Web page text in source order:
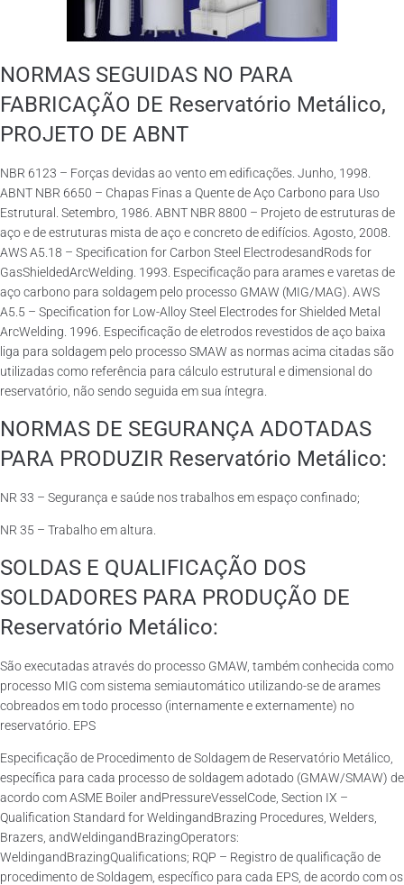
NORMAS SEGUIDAS NO PARA
FABRICAÇÃO DE Reservatório Metálico,
PROJETO DE ABNT
NBR 6123 – Forças devidas ao vento em edificações. Junho, 1998.
ABNT NBR 6650 – Chapas Finas a Quente de Aço Carbono para Uso
Estrutural. Setembro, 1986. ABNT NBR 8800 – Projeto de estruturas de
aço e de estruturas mista de aço e concreto de edifícios. Agosto, 2008.
AWS A5.18 – Specification for Carbon Steel ElectrodesandRods for
GasShieldedArcWelding. 1993. Especificação para arames e varetas de
aço carbono para soldagem pelo processo GMAW (MIG/MAG). AWS
A5.5 – Specification for Low-Alloy Steel Electrodes for Shielded Metal
ArcWelding. 1996. Especificação de eletrodos revestidos de aço baixa
liga para soldagem pelo processo SMAW as normas acima citadas são
utilizadas como referência para cálculo estrutural e dimensional do
reservatório, não sendo seguida em sua íntegra.
NORMAS DE SEGURANÇA ADOTADAS
PARA PRODUZIR Reservatório Metálico:
NR 33 – Segurança e saúde nos trabalhos em espaço confinado;
NR 35 – Trabalho em altura.
SOLDAS E QUALIFICAÇÃO DOS
SOLDADORES PARA PRODUÇÃO DE
Reservatório Metálico:
São executadas através do processo GMAW, também conhecida como
processo MIG com sistema semiautomático utilizando-se de arames
cobreados em todo processo (internamente e externamente) no
reservatório. EPS
Especificação de Procedimento de Soldagem de Reservatório Metálico,
específica para cada processo de soldagem adotado (GMAW/SMAW) de
acordo com ASME Boiler andPressureVesselCode, Section IX –
Qualification Standard for WeldingandBrazing Procedures, Welders,
Brazers, andWeldingandBrazingOperators:
WeldingandBrazingQualifications; RQP – Registro de qualificação de
procedimento de Soldagem, específico para cada EPS, de acordo com os